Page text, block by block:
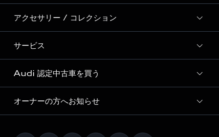
Audi Sport
Formula 1®
デジタルサービス
新車在庫検索
試乗車・展示車検索
見積り依頼
試乗予約
モデル一覧
特別仕様モデル / 限定モデル
e-tronラインアップ
価格シミュレーション
車両比較
アクセサリー / コレクション
純正アクセサリー
オンラインショップ
Audi collection
アウディナビアプリ
サービス
サービス入庫予約
サービスプログラム
メンテナンス
車検 / 定期点検
Audi 認定中古車を買う
Audi認定中古車
オーナーの方へお知らせ
お知らせ